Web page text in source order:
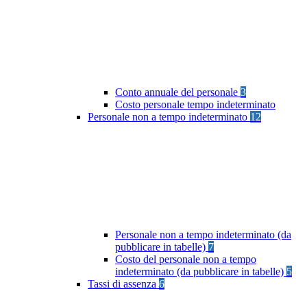
Conto annuale del personale 3
Costo personale tempo indeterminato
Personale non a tempo indeterminato 12
Personale non a tempo indeterminato (da
pubblicare in tabelle) 7
Costo del personale non a tempo
indeterminato (da pubblicare in tabelle) 5
Tassi di assenza 6